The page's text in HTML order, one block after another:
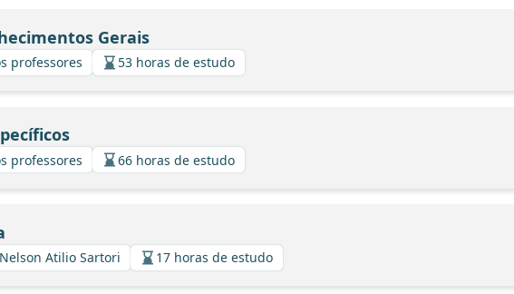
Gerais
professores 53 horas de estudo
professores 66 horas de estudo
Atilio Sartori 17 horas de estudo